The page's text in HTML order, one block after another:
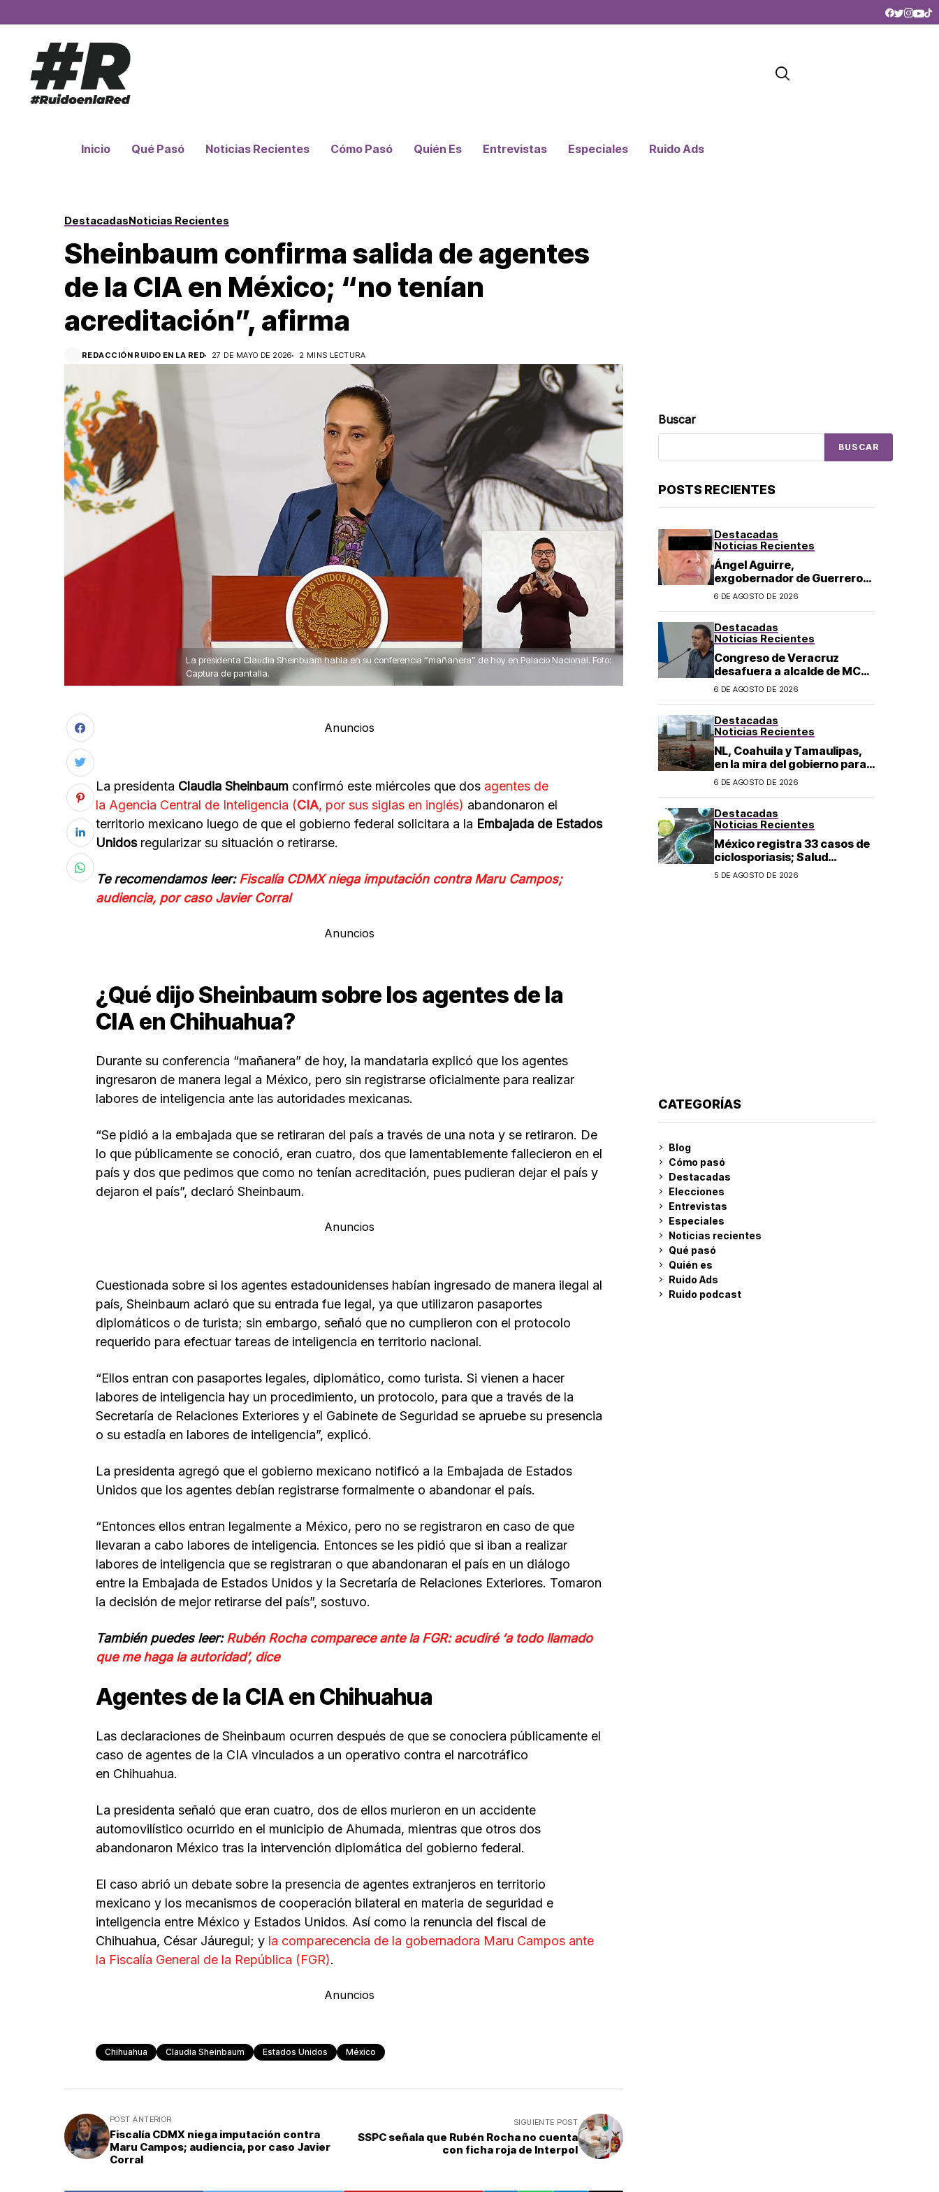
Inicio Qué Pasó Noticias Recientes Cómo Pasó Quién Es Entrevistas Especiales Ruido Ads
DestacadasNoticias Recientes
Sheinbaum confirma salida de agentes
de la CIA en México; “no tenían
acreditación”, afirma
REDACCIÓN RUIDO EN LA RED 27 DE MAYO DE 2026 2 MINS LECTURA
La presidenta Claudia Sheinbuam habla en su conferencia “mañanera” de hoy en Palacio Nacional. Foto:
Captura de pantalla.
Anuncios
La presidenta Claudia Sheinbaum confirmó este miércoles que dos agentes de
la Agencia Central de Inteligencia (CIA, por sus siglas en inglés) abandonaron el
territorio mexicano luego de que el gobierno federal solicitara a la Embajada de Estados
Unidosregularizar su situación o retirarse.
Te recomendamos leer:Fiscalía CDMX niega imputación contra Maru Campos;
audiencia, por caso Javier Corral
Anuncios
¿Qué dijo Sheinbaum sobre los agentes de la
CIA en Chihuahua?
Durante su conferencia “mañanera” de hoy, la mandataria explicó que los agentes
ingresaron de manera legal a México, pero sin registrarse oficialmente para realizar
labores de inteligencia ante las autoridades mexicanas.
“Se pidió a la embajada que se retiraran del país a través de una nota y se retiraron. De
lo que públicamente se conoció, eran cuatro, dos que lamentablemente fallecieron en el
país y dos que pedimos que como no tenían acreditación, pues pudieran dejar el país y
dejaron el país”, declaró Sheinbaum.
Anuncios
Cuestionada sobre si los agentes estadounidenses habían ingresado de manera ilegal al
país, Sheinbaum aclaró que su entrada fue legal, ya que utilizaron pasaportes
diplomáticos o de turista; sin embargo, señaló que no cumplieron con el protocolo
requerido para efectuar tareas de inteligencia en territorio nacional.
“Ellos entran con pasaportes legales, diplomático, como turista. Si vienen a hacer
labores de inteligencia hay un procedimiento, un protocolo, para que a través de la
Secretaría de Relaciones Exteriores y el Gabinete de Seguridad se apruebe su presencia
o su estadía en labores de inteligencia”, explicó.
La presidenta agregó que el gobierno mexicano notificó a la Embajada de Estados
Unidos que los agentes debían registrarse formalmente o abandonar el país.
“Entonces ellos entran legalmente a México, pero no se registraron en caso de que
llevaran a cabo labores de inteligencia. Entonces se les pidió que si iban a realizar
labores de inteligencia que se registraran o que abandonaran el país en un diálogo
entre la Embajada de Estados Unidos y la Secretaría de Relaciones Exteriores. Tomaron
la decisión de mejor retirarse del país”, sostuvo.
También puedes leer:Rubén Rocha comparece ante la FGR: acudiré ‘a todo llamado
que me haga la autoridad’, dice
Agentes de la CIA en Chihuahua
Las declaraciones de Sheinbaum ocurren después de que se conociera públicamente el
caso de agentes de la CIA vinculados a un operativo contra el narcotráfico
en Chihuahua.
La presidenta señaló que eran cuatro, dos de ellos murieron en un accidente
automovilístico ocurrido en el municipio de Ahumada, mientras que otros dos
abandonaron México tras la intervención diplomática del gobierno federal.
El caso abrió un debate sobre la presencia de agentes extranjeros en territorio
mexicano y los mecanismos de cooperación bilateral en materia de seguridad e
inteligencia entre México y Estados Unidos. Así como la renuncia del fiscal de
Chihuahua, César Jáuregui; y la comparecencia de la gobernadora Maru Campos ante
la Fiscalía General de la República (FGR).
Anuncios
Chihuahua Claudia Sheinbaum Estados Unidos México
POST ANTERIOR
Fiscalía CDMX niega imputación contra
Maru Campos; audiencia, por caso Javier
Corral
SIGUIENTE POST
SSPC señala que Rubén Rocha no cuenta
con ficha roja de Interpol
Buscar
BUSCAR
POSTS RECIENTES
Destacadas
Noticias Recientes
Ángel Aguirre,
exgobernador de Guerrero,
es detenido por caso
los 43 normalistas
6 DE AGOSTO DE 2026
Destacadas
Noticias Recientes
Congreso de Veracruz
desafuera a alcalde de MC
investigado por el asesinato
6 DE AGOSTO DE 2026
Destacadas
Noticias Recientes
NL, Coahuila y Tamaulipas,
en la mira del gobierno para
fracking
6 DE AGOSTO DE 2026
Destacadas
Noticias Recientes
México registra 33 casos de
ciclosporiasis; Salud
mantiene vigilancia
5 DE AGOSTO DE 2026
CATEGORÍAS
Blog
Cómo pasó
Destacadas
Elecciones
Entrevistas
Especiales
Noticias recientes
Qué pasó
Quién es
Ruido Ads
Ruido podcast